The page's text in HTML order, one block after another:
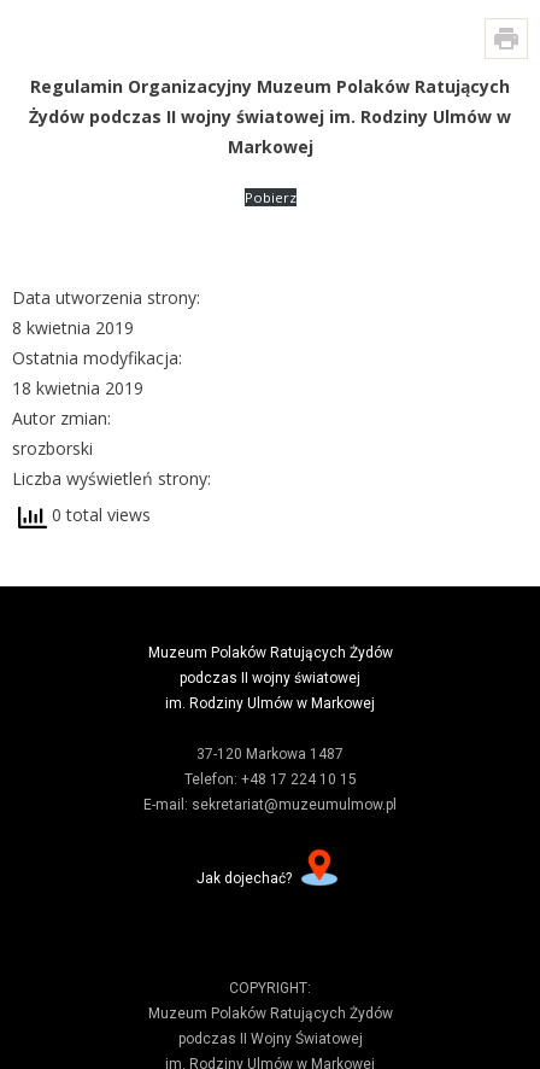
Regulamin Organizacyjny Muzeum Polaków Ratujących
Żydów podczas II wojny światowej im. Rodziny Ulmów w
Markowej
Pobierz
Data utworzenia strony:
8 kwietnia 2019
Ostatnia modyfikacja:
18 kwietnia 2019
Autor zmian:
srozborski
Liczba wyświetleń strony:
0 total views
Muzeum Polaków Ratujących Żydów
podczas II wojny światowej
im. Rodziny Ulmów w Markowej
37-120 Markowa 1487
Telefon: +48 17 224 10 15
E-mail: sekretariat@muzeumulmow.pl
Jak dojechać?
COPYRIGHT:
Muzeum Polaków Ratujących Żydów
podczas II Wojny Światowej
im. Rodziny Ulmów w Markowej